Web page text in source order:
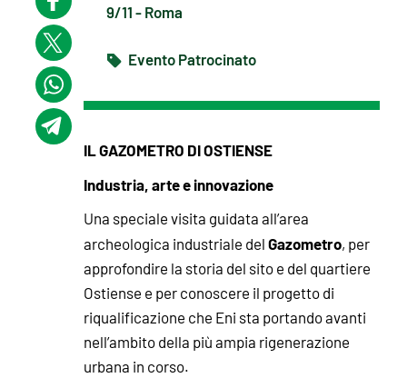
9/11 - Roma
Evento Patrocinato
IL GAZOMETRO DI OSTIENSE
Industria, arte e innovazione
Una speciale visita guidata all’area
archeologica industriale delGazometro, per
approfondire la storia del sito e del quartiere
Ostiense e per conoscere il progetto di
riqualificazione che Eni sta portando avanti
nell’ambito della più ampia rigenerazione
urbana in corso.